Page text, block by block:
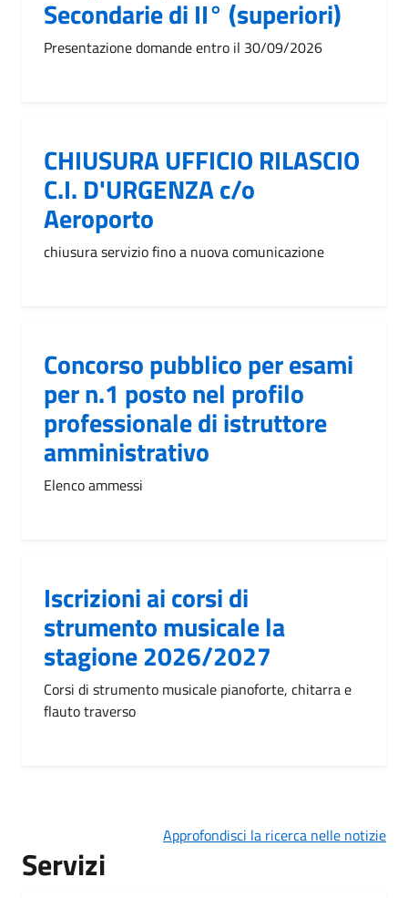
Secondarie di II° (superiori)
Presentazione domande entro il 30/09/2026
CHIUSURA UFFICIO RILASCIO
C.I. D'URGENZA c/o
Aeroporto
chiusura servizio fino a nuova comunicazione
Concorso pubblico per esami
per n.1 posto nel profilo
professionale di istruttore
amministrativo
Elenco ammessi
Iscrizioni ai corsi di
strumento musicale la
stagione 2026/2027
Corsi di strumento musicale pianoforte, chitarra e
flauto traverso
Approfondisci la ricerca nelle notizie
Servizi